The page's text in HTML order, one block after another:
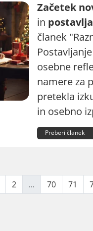
Začetek
in
članek
osebne
namere za
pretekla
in osebno
Preberi članek
2 ... 70 71